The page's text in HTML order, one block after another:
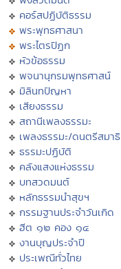
คอร์สปฏิบัติธรรม
พระพุทธศาสนา
พระไตรปิฏก
หัวข้อธรรม
พจนานุกรมพุทธศาสน์
มิลินทปัญหา
เสียงธรรม
สถานีเพลงธรรมะ
เพลงธรรมะ/ดนตรีสมาธิ
ธรรมะปฏิบัติ
คลังแสงแห่งธรรม
บทสวดมนต์
หลักธรรมนำสุขฯ
กรรมฐานประจำวันเกิด
ฮีต ๑๒ คอง ๑๔
งานบุญประจำปี
ประเพณีทั่วไทย